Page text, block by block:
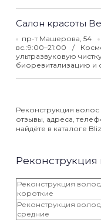
Салон красоты
пр-т Машерова, 54
вс.:9:00–21:00
ультразвуковую
биоревитализацию и
Реконструкция
отзывы, адреса,
найдёте в каталоге
Реконструкция
короткие
Реконструкция
средние